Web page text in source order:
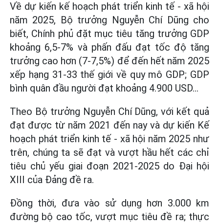
Về dự kiến kế hoạch phát triển kinh tế - xã hội
năm 2025, Bộ trưởng Nguyễn Chí Dũng cho
biết, Chính phủ đặt mục tiêu tăng trưởng GDP
khoảng 6,5-7% và phấn đấu đạt tốc độ tăng
trưởng cao hơn (7-7,5%) để đến hết năm 2025
xếp hạng 31-33 thế giới về quy mô GDP; GDP
bình quân đầu người đạt khoảng 4.900 USD...
Theo Bộ trưởng Nguyễn Chí Dũng, với kết quả
đạt được từ năm 2021 đến nay và dự kiến Kế
hoạch phát triển kinh tế - xã hội năm 2025 như
trên, chúng ta sẽ đạt và vượt hầu hết các chỉ
tiêu chủ yếu giai đoạn 2021-2025 do Đại hội
XIII của Đảng đề ra.
Đồng thời, đưa vào sử dụng hơn 3.000 km
đường bộ cao tốc, vượt mục tiêu đề ra; thực